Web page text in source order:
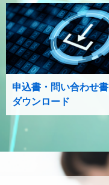
申込書・問い合わせ書
ダウンロード